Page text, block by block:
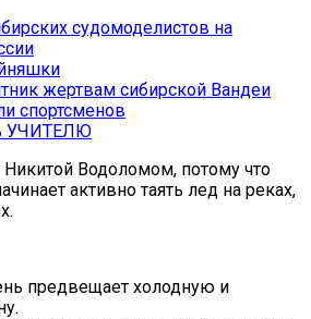
судомоделистов на
жертвам сибирской Вандеи
спортсменов
УЧИТЕЛЮ
Водоломом, потому что
активно таять лед на реках,
предвещает холодную и